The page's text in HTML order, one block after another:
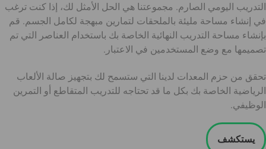
التدريب اليومي الصارم. مجموعتنا هي الحل الأمثل لك، إذا كنت ترغب
في إنشاء مساحة مليئة بالملحقات لتمارين مبهجة لكامل الجسم. قم
بإنشاء مساحة التدريب النهائية الخاصة بك باستخدام العناصر التي تم
تصميمها مع وضع المستخدمين في الاعتبار.
تحقق من حزم المعدات لدينا التي ستسمح لك بتجهيز صالة الألعاب
الرياضية الخاصة بك بكل ما قد تحتاجه للتدريب المتقاطع أو التمرين
الوظيفي.
يستكشف